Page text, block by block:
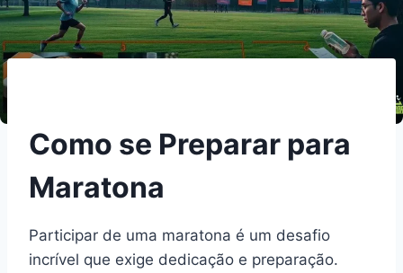
Como se Preparar para
Maratona
Participar de uma maratona é um desafio
incrível que exige dedicação e preparação.